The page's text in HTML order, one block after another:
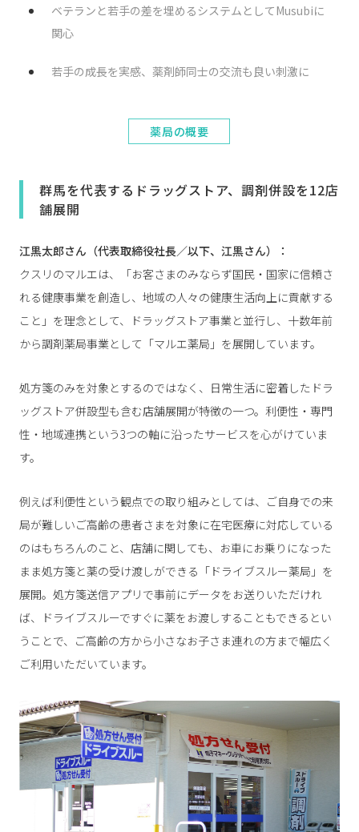
ベテランと若手の差を埋めるシステムとしてMusubiに
関心
若手の成長を実感、薬剤師同士の交流も良い刺激に
薬局の概要
群馬を代表するドラッグストア、調剤併設を12店
舗展開
江黒太郎さん（代表取締役社長／以下、江黒さん）：
クスリのマルエは、「お客さまのみならず国民・国家に信頼さ
れる健康事業を創造し、地域の人々の健康生活向上に貢献する
こと」を理念として、ドラッグストア事業と並行し、十数年前
から調剤薬局事業として「マルエ薬局」を展開しています。
処方箋のみを対象とするのではなく、日常生活に密着したドラ
ッグストア併設型も含む店舗展開が特徴の一つ。利便性・専門
性・地域連携という3つの軸に沿ったサービスを心がけていま
す。
例えば利便性という観点での取り組みとしては、ご自身での来
局が難しいご高齢の患者さまを対象に在宅医療に対応している
のはもちろんのこと、店舗に関しても、お車にお乗りになった
まま処方箋と薬の受け渡しができる「ドライブスルー薬局」を
展開。処方箋送信アプリで事前にデータをお送りいただけれ
ば、ドライブスルーですぐに薬をお渡しすることもできるとい
うことで、ご高齢の方から小さなお子さま連れの方まで幅広く
ご利用いただいています。